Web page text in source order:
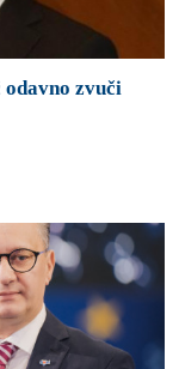
odavno zvuči